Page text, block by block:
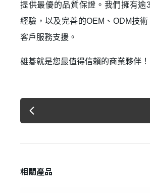
我 要 註 冊
提供最優的品質保證。我們擁有逾
經驗，以及完善的OEM、ODM技
客戶服務支援。
雄碁就是您最值得信賴的商業夥伴！
相關產品